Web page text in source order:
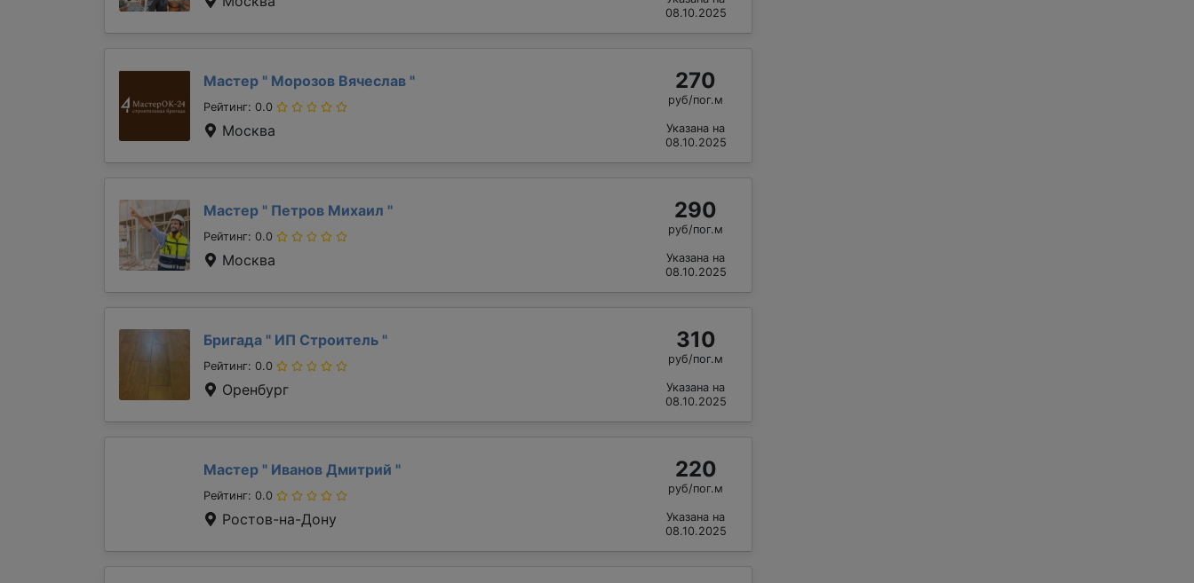
08.10.2025
Мастер " Морозов Вячеслав "
Рейтинг: 0.0
Москва
270
руб/пог.м
Указана на
08.10.2025
Мастер " Петров Михаил "
Рейтинг: 0.0
Москва
290
руб/пог.м
Указана на
08.10.2025
Бригада " ИП Строитель "
Рейтинг: 0.0
Оренбург
310
руб/пог.м
Указана на
08.10.2025
Мастер " Иванов Дмитрий "
Рейтинг: 0.0
Ростов-на-Дону
220
руб/пог.м
Указана на
08.10.2025